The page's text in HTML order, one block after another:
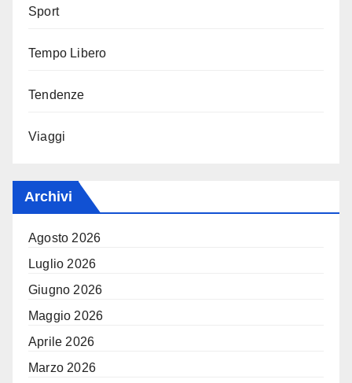
Sport
Tempo Libero
Tendenze
Viaggi
Archivi
Agosto 2026
Luglio 2026
Giugno 2026
Maggio 2026
Aprile 2026
Marzo 2026